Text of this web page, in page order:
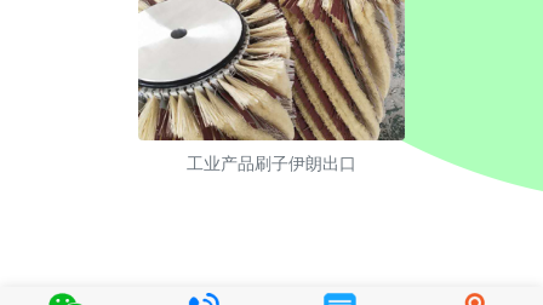
工业产品刷子伊朗出口